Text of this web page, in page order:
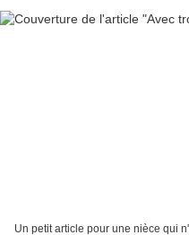
Un petit article pour une nièce qui